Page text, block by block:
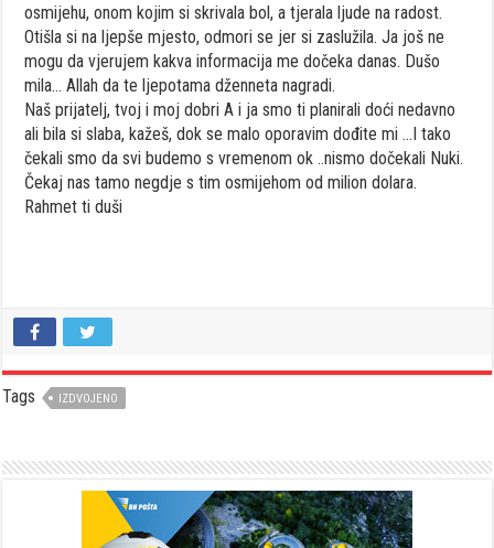
osmijehu, onom kojim si skrivala bol, a tjerala ljude na radost.
Otišla si na ljepše mjesto, odmori se jer si zaslužila. Ja još ne
mogu da vjerujem kakva informacija me dočeka danas. Dušo
mila… Allah da te ljepotama dženneta nagradi.
Naš prijatelj, tvoj i moj dobri A i ja smo ti planirali doći nedavno
ali bila si slaba, kažeš, dok se malo oporavim dođite mi …I tako
čekali smo da svi budemo s vremenom ok ..nismo dočekali Nuki.
Čekaj nas tamo negdje s tim osmijehom od milion dolara.
Rahmet ti duši
Tags IZDVOJENO